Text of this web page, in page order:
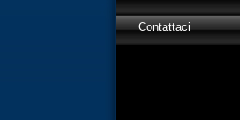
Contattaci